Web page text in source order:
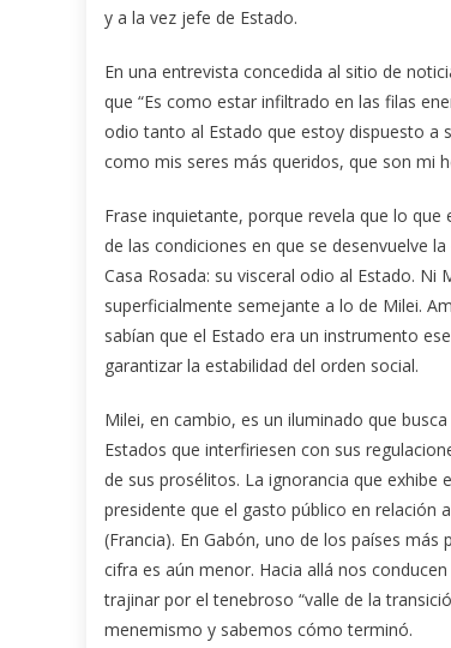
y a la vez jefe de Estado.
En una entrevista concedida al sitio de
que “Es como estar infiltrado en las filas
odio tanto al Estado que estoy dispuesto
como mis seres más queridos, que son mi
Frase inquietante, porque revela que lo
de las condiciones en que se desenvuelve
Casa Rosada: su visceral odio al Estado.
superficialmente semejante a lo de Milei.
sabían que el Estado era un instrumento
garantizar la estabilidad del orden social.
Milei, en cambio, es un iluminado que
Estados que interfiriesen con sus
de sus prosélitos. La ignorancia que
presidente que el gasto público en relación
(Francia). En Gabón, uno de los países
cifra es aún menor. Hacia allá nos
trajinar por el tenebroso “valle de la
menemismo y sabemos cómo terminó.